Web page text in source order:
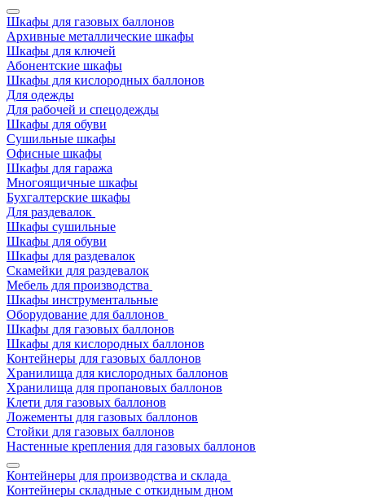
Шкафы для газовых баллонов
Архивные металлические шкафы
Шкафы для ключей
Абонентские шкафы
Шкафы для кислородных баллонов
Для одежды
Для рабочей и спецодежды
Шкафы для обуви
Сушильные шкафы
Офисные шкафы
Шкафы для гаража
Многоящичные шкафы
Бухгалтерские шкафы
Для раздевалок
Шкафы сушильные
Шкафы для обуви
Шкафы для раздевалок
Скамейки для раздевалок
Мебель для производства
Шкафы инструментальные
Оборудование для баллонов
Шкафы для газовых баллонов
Шкафы для кислородных баллонов
Контейнеры для газовых баллонов
Хранилища для кислородных баллонов
Хранилища для пропановых баллонов
Клети для газовых баллонов
Ложементы для газовых баллонов
Стойки для газовых баллонов
Настенные крепления для газовых баллонов
Контейнеры для производства и склада
Контейнеры складные с откидным дном